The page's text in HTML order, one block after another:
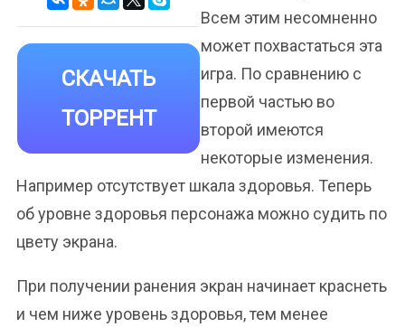
СКАЧАТЬ
ТОРРЕНТ
Всем этим несомненно
может похвастаться эта
игра. По сравнению с
первой частью во
второй имеются
некоторые изменения.
Например отсутствует шкала здоровья. Теперь
об уровне здоровья персонажа можно судить по
цвету экрана.
При получении ранения экран начинает краснеть
и чем ниже уровень здоровья, тем менее